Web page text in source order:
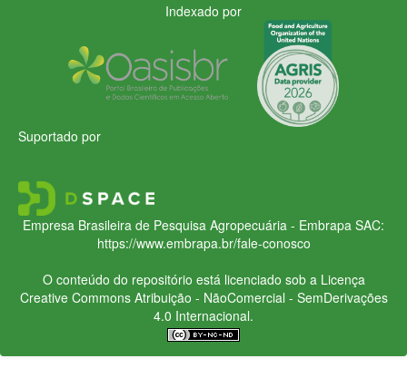
Indexado por
Suportado por
Empresa Brasileira de Pesquisa Agropecuária - Embrapa SAC:
https://www.embrapa.br/fale-conosco
O conteúdo do repositório está licenciado sob a Licença
Creative CommonsAtribuição - NãoComercial - SemDerivações
4.0 Internacional.